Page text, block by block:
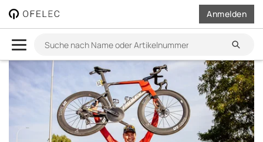
OFELEC
AG
Suche
Artikelnummer
Anmelden
main.content